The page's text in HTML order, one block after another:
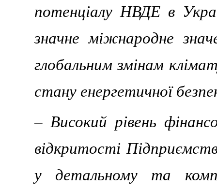
потенціалу НВДЕ в
значне міжнародне
глобальним змінам
стану енергетичної
– Високий рівень
відкритості
у детальному та